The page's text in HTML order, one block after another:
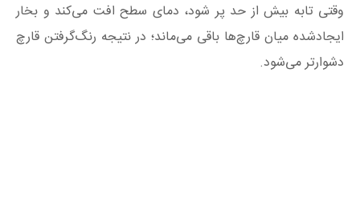
وقتی تابه بیش از حد پر شود، دمای سطح افت می‌کند و بخار
ایجادشده میان قارچ‌ها باقی می‌ماند؛ در نتیجه رنگ‌گرفتن قارچ
دشوارتر می‌شود.